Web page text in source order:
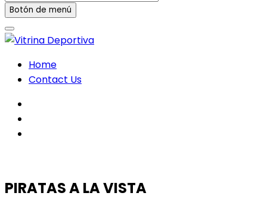
…Botón de menú
Home
Contact Us
PIRATAS A LA VISTA